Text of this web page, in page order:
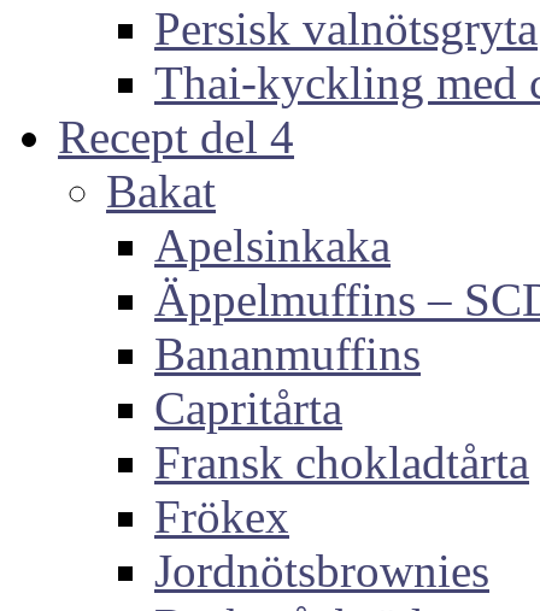
Persisk valnötsgryta
Thai-kyckling med
Recept del 4
Bakat
Apelsinkaka
Äppelmuffins –
Bananmuffins
Capritårta
Fransk chokladtårta
Frökex
Jordnötsbrownies